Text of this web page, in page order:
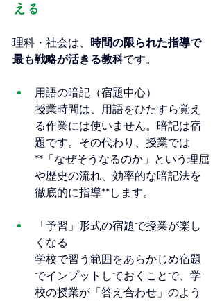
える
理科・社会は、 時間の限られた指導で
最も戦略が活きる教科です。
用語の暗記（宿題中心）
授業時間は、用語をひたすら覚え
る作業には使いません。暗記は宿
題です。その代わり、授業では
**「なぜそうなるのか」という理屈
や歴史の流れ、効率的な暗記法を
徹底的に指導**します。
「予習」形式の宿題で授業が楽し
くなる
学校で習う範囲をあらかじめ宿題
でインプットしておくことで、学
校の授業が「答え合わせ」のよう